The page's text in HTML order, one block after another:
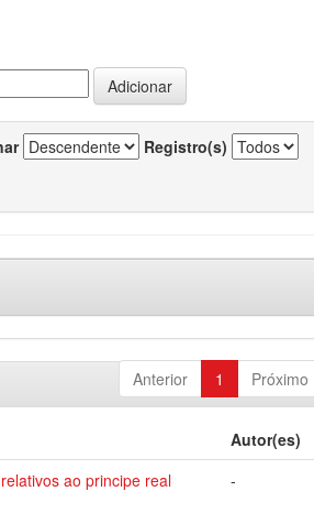
Registro(s)
Anterior 1 Próximo
Autor(es)
ao principe real -